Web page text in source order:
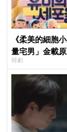
《柔美的細胞
量宅男」金載
待爆棚
韓劇